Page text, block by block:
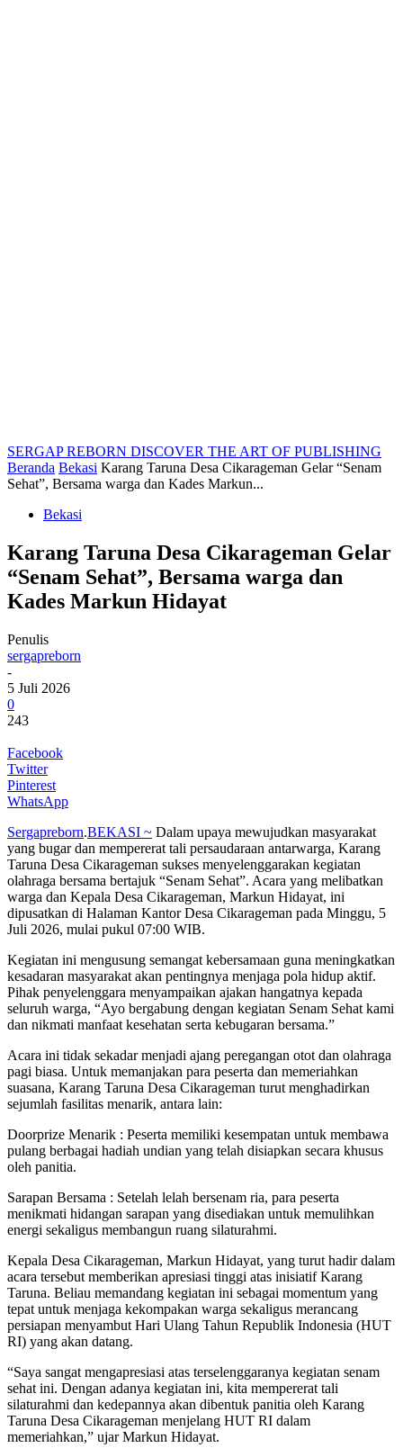
SERGAP REBORN DISCOVER THE ART OF PUBLISHING
Beranda Bekasi Karang Taruna Desa Cikarageman Gelar “Senam
Sehat”, Bersama warga dan Kades Markun...
Bekasi
Karang Taruna Desa Cikarageman Gelar
“Senam Sehat”, Bersama warga dan
Kades Markun Hidayat
Penulis
sergapreborn
-
5 Juli 2026
0
243
Facebook
Twitter
Pinterest
WhatsApp
Sergapreborn.BEKASI ~ Dalam upaya mewujudkan masyarakat
yang bugar dan mempererat tali persaudaraan antarwarga, Karang
Taruna Desa Cikarageman sukses menyelenggarakan kegiatan
olahraga bersama bertajuk “Senam Sehat”. Acara yang melibatkan
warga dan Kepala Desa Cikarageman, Markun Hidayat, ini
dipusatkan di Halaman Kantor Desa Cikarageman pada Minggu, 5
Juli 2026, mulai pukul 07:00 WIB.
Kegiatan ini mengusung semangat kebersamaan guna meningkatkan
kesadaran masyarakat akan pentingnya menjaga pola hidup aktif.
Pihak penyelenggara menyampaikan ajakan hangatnya kepada
seluruh warga, “Ayo bergabung dengan kegiatan Senam Sehat kami
dan nikmati manfaat kesehatan serta kebugaran bersama.”
Acara ini tidak sekadar menjadi ajang peregangan otot dan olahraga
pagi biasa. Untuk memanjakan para peserta dan memeriahkan
suasana, Karang Taruna Desa Cikarageman turut menghadirkan
sejumlah fasilitas menarik, antara lain:
Doorprize Menarik : Peserta memiliki kesempatan untuk membawa
pulang berbagai hadiah undian yang telah disiapkan secara khusus
oleh panitia.
Sarapan Bersama : Setelah lelah bersenam ria, para peserta
menikmati hidangan sarapan yang disediakan untuk memulihkan
energi sekaligus membangun ruang silaturahmi.
Kepala Desa Cikarageman, Markun Hidayat, yang turut hadir dalam
acara tersebut memberikan apresiasi tinggi atas inisiatif Karang
Taruna. Beliau memandang kegiatan ini sebagai momentum yang
tepat untuk menjaga kekompakan warga sekaligus merancang
persiapan menyambut Hari Ulang Tahun Republik Indonesia (HUT
RI) yang akan datang.
“Saya sangat mengapresiasi atas terselenggaranya kegiatan senam
sehat ini. Dengan adanya kegiatan ini, kita mempererat tali
silaturahmi dan kedepannya akan dibentuk panitia oleh Karang
Taruna Desa Cikarageman menjelang HUT RI dalam
memeriahkan,” ujar Markun Hidayat.